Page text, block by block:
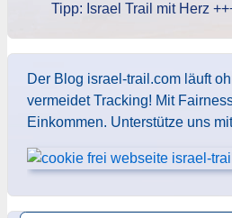
Tipp: Israel Trail mit Herz
Der Blog israel-trail.com läuft
vermeidet Tracking! Mit
Einkommen. Unterstütze uns